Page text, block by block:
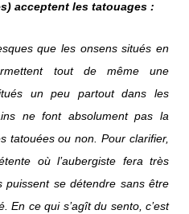
acceptent les tatouages :
que les onsens situés en
tout de même une
un peu partout dans les
ne font absolument pas la
tatouées ou non. Pour clarifier,
où l’aubergiste fera très
puissent se détendre sans être
En ce qui s’agît du sento, c’est